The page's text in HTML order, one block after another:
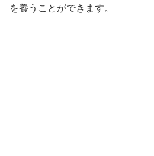
を養うことができます。